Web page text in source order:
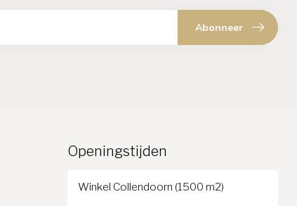
Abonneer
Openingstijden
Winkel Collendoorn (1500 m2)